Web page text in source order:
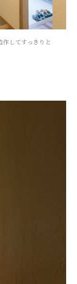
してすっきりと